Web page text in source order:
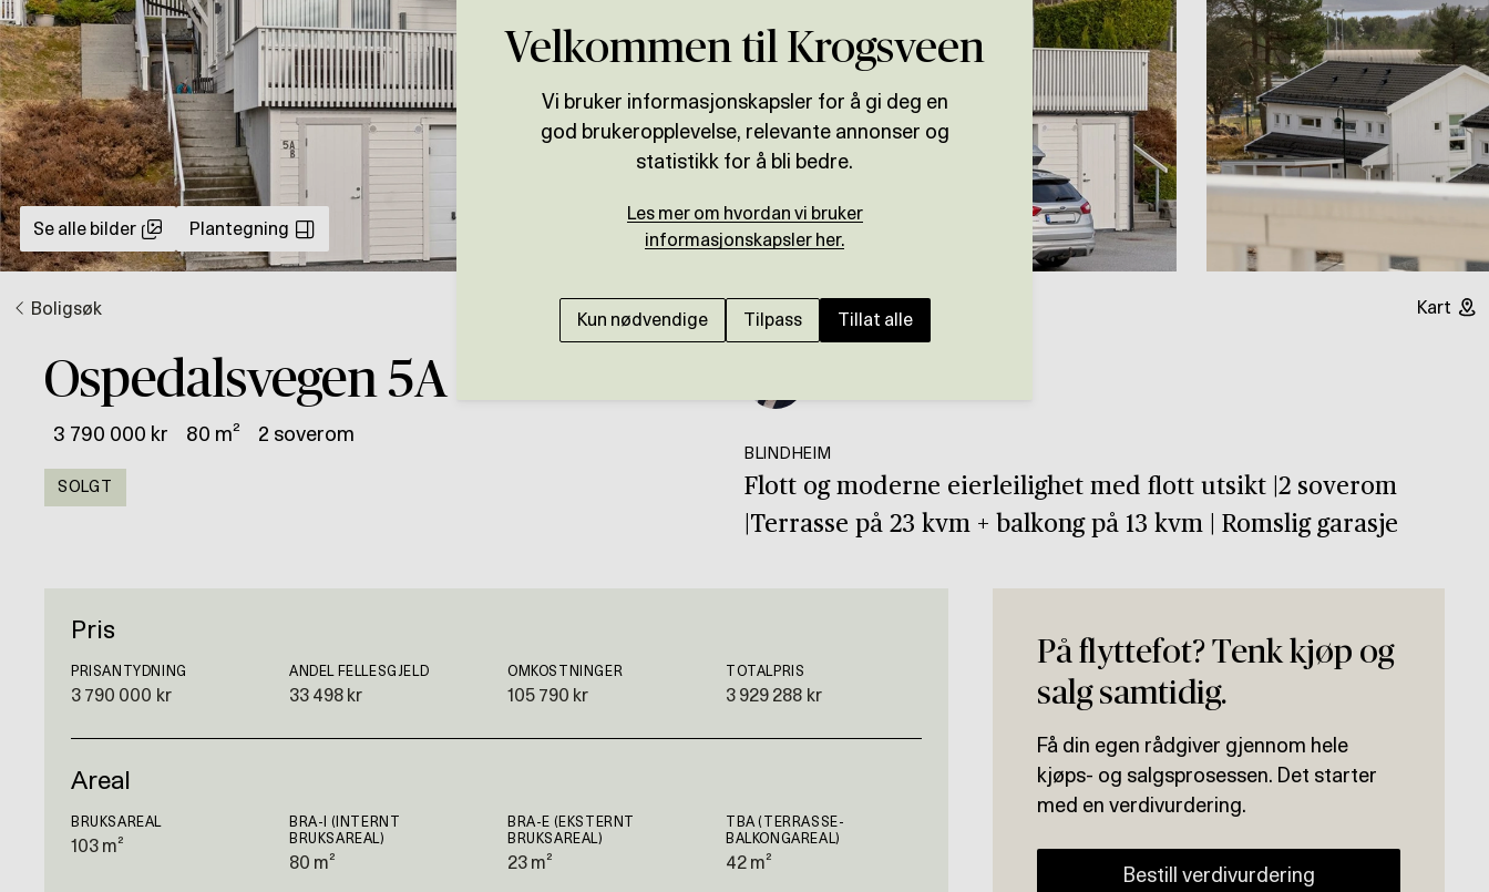
Se alle bilder Plantegning
Boligsøk Kart
Ospedalsvegen 5A
3 790 000 kr 80 m² 2 soverom
SOLGT
BLINDHEIM
Flott og moderne eierleilighet med flott utsikt |2 soverom
|Terrasse på 23 kvm + balkong på 13 kvm | Romslig garasje
Pris
PRISANTYDNING
3 790 000 kr
ANDEL FELLESGJELD
33 498 kr
OMKOSTNINGER
105 790 kr
TOTALPRIS
3 929 288 kr
Areal
BRUKSAREAL
103 m²
BRA-I (INTERNT
BRUKSAREAL)
80 m²
BRA-E (EKSTERNT
BRUKSAREAL)
23 m²
TBA (TERRASSE-
BALKONGAREAL)
42 m²
På flyttefot? Tenk kjøp og
salg samtidig.
Få din egen rådgiver gjennom hele
kjøps- og salgsprosessen. Det starter
med en verdivurdering.
Bestill verdivurdering
Velkommen til Krogsveen
Vi bruker informasjonskapsler for å gi deg en
god brukeropplevelse, relevante annonser og
statistikk for å bli bedre.
Les mer om hvordan vi bruker
informasjonskapsler her.
Kun nødvendige Tilpass Tillat alle